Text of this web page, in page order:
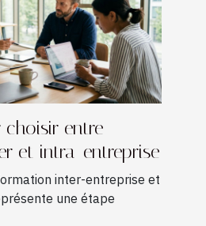
choisir entre
et intra-entreprise
inter-entreprise et
une étape